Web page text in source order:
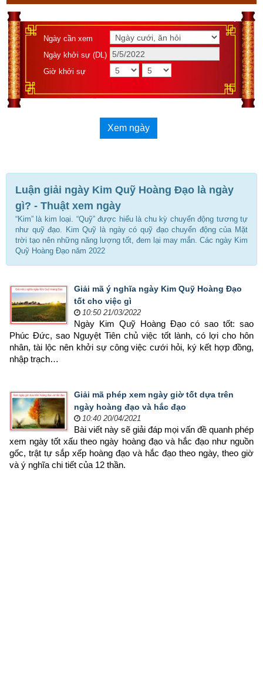
Ngày cần xem
Ngày khởi sự (DL)
Giờ khởi sự
Xem ngày
Luận giải ngày Kim Quỹ Hoàng Đạo là ngày
gì? - Thuật xem ngày
“Kim” là kim loại. “Quỹ” được hiểu là chu kỳ chuyển động tương tự
như quỹ đạo. Kim Quỹ là ngày có quỹ đạo chuyển động của Mặt
trời tạo nên những năng lượng tốt, đem lại may mắn. Các ngày Kim
Quỹ Hoàng Đạo năm 2022
Giải mã ý nghĩa ngày Kim Quỹ Hoàng Đạo
tốt cho việc gì
10:50 21/03/2022
Ngày Kim Quỹ Hoàng Đạo có sao tốt: sao
Phúc Đức, sao Nguyệt Tiên chủ việc tốt lành, có lợi cho hôn
nhân, tài lộc nên khởi sự công việc cưới hỏi, ký kết hợp đồng,
nhập trạch…
Giải mã phép xem ngày giờ tốt dựa trên
ngày hoàng đạo và hắc đạo
10:40 20/04/2021
Bài viết này sẽ giải đáp mọi vấn đề quanh phép
xem ngày tốt xấu theo ngày hoàng đạo và hắc đạo như nguồn
gốc, trật tự sắp xếp hoàng đạo và hắc đạo theo ngày, theo giờ
và ý nghĩa chi tiết của 12 thần.